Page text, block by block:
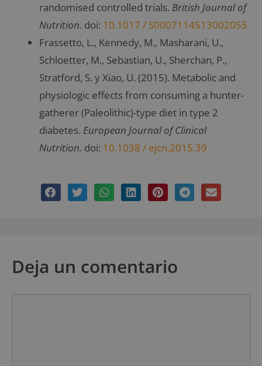
randomised controlled trials. British Journal of
Nutrition. doi: 10.1017 / S0007114513002055
Frassetto, L., Kennedy, M., Masharani, U.,
Schloetter, M., Sebastian, U., Sherchan, P.,
Stratford, S. y Xiao, U. (2015). Metabolic and
physiologic effects from consuming a hunter-
gatherer (Paleolithic)-type diet in type 2
diabetes. European Journal of Clinical
Nutrition. doi: 10.1038 / ejcn.2015.39
Deja un comentario